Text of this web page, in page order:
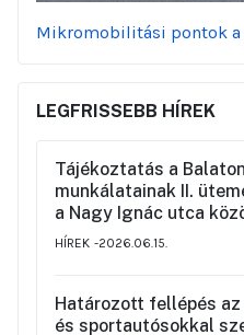
Mikromobilitási pontok a
LEGFRISSEBB HÍREK
Tájékoztatás a
munkálatainak II. üteméről a Szemere
a Nagy Ignác utca
valamint a környék
HÍREK 2026.06.15.
Határozott fellépés
és sportautósokkal